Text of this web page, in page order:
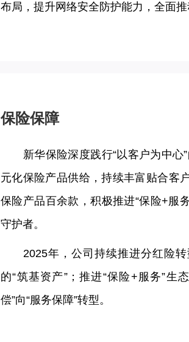
布局，提升网络安全防护能力，全面推
保险保障
新华保险深度践行“以客户为中心
元化保险产品供给，持续丰富贴合客
保险产品百余款，积极推进“保险+服
守护者。
2025年，公司持续推进分红险
的“筑基资产”；推进“保险+服务”生
偿”向“服务保障”转型。